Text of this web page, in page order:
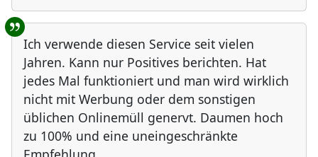
Ich verwende diesen Service seit vielen
Jahren. Kann nur Positives berichten. Hat
jedes Mal funktioniert und man wird wirklich
nicht mit Werbung oder dem sonstigen
üblichen Onlinemüll genervt. Daumen hoch
zu 100% und eine uneingeschränkte